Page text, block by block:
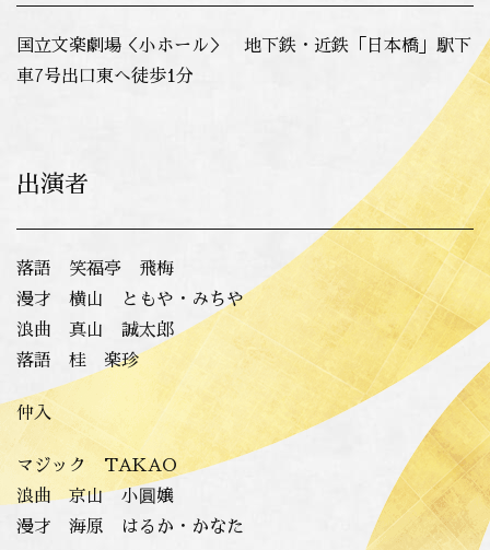
国立文楽劇場＜小ホール＞ 地下鉄・近鉄「日本橋」駅下
車7号出口東へ徒歩1分
出演者
落語 笑福亭 飛梅
漫才 横山 ともや・みちや
浪曲 真山 誠太郎
落語 桂 楽珍
仲入
マジック
TAKAO
浪曲 京山 小圓嬢
漫才 海原 はるか・かなた